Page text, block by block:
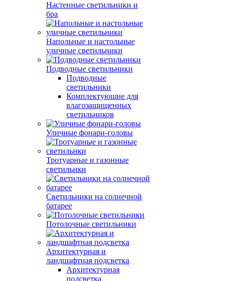
Настенные светильники и
бра
Напольные и настольные
уличные светильники
Подводные светильники
Подводные
светильники
Комплектующие для
влагозащищенных
светильников
Уличные фонари-головы
Тротуарные и газонные
светильнки
Светильники на солнечной
батарее
Потолочные светильники
Архитектурная и
ландшафтная подсветка
Архитектурная
подсветка